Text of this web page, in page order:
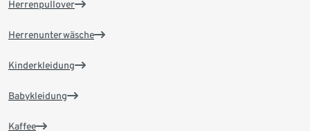
Herrenpullover
Herrenunterwäsche
Kinderkleidung
Babykleidung
Kaffee